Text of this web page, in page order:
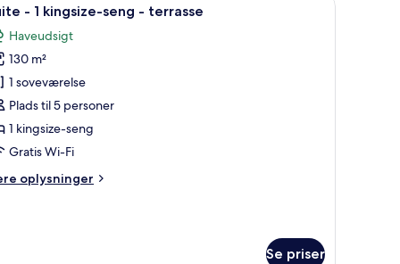
10 - 1 kingsize-seng - terrasse
Haveudsigt
130 m²
1 soveværelse
Plads til 5 personer
1 kingsize-seng
Gratis Wi-Fi
oplysninger
Se priser